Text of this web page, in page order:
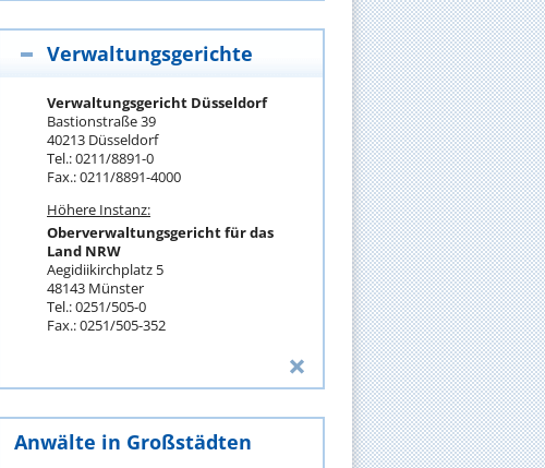
Verwaltungsgerichte
Verwaltungsgericht Düsseldorf
Bastionstraße 39
40213 Düsseldorf
Tel.: 0211/8891-0
Fax.: 0211/8891-4000
Höhere Instanz:
Oberverwaltungsgericht für das
Land NRW
Aegidiikirchplatz 5
48143 Münster
Tel.: 0251/505-0
Fax.: 0251/505-352
Anwälte in Großstädten